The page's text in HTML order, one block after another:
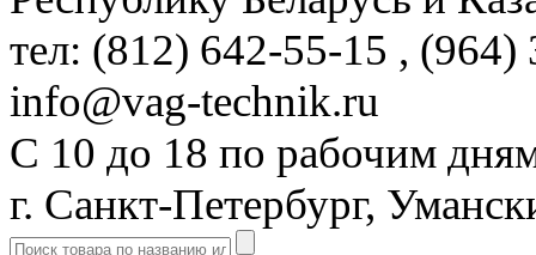
тел: (812) 642-55-15 , (964)
info@vag-technik.ru
С 10 до 18 по рабочим
г. Санкт-Петербург,